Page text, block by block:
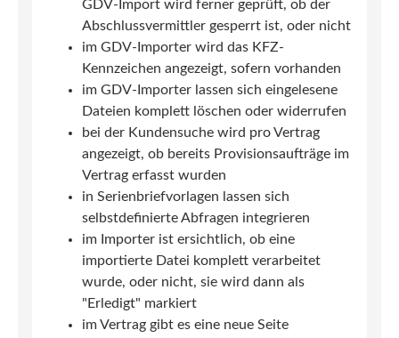
GDV-Import wird ferner geprüft, ob der
Abschlussvermittler gesperrt ist, oder nicht
im GDV-Importer wird das KFZ-
Kennzeichen angezeigt, sofern vorhanden
im GDV-Importer lassen sich eingelesene
Dateien komplett löschen oder widerrufen
bei der Kundensuche wird pro Vertrag
angezeigt, ob bereits Provisionsaufträge im
Vertrag erfasst wurden
in Serienbriefvorlagen lassen sich
selbstdefinierte Abfragen integrieren
im Importer ist ersichtlich, ob eine
importierte Datei komplett verarbeitet
wurde, oder nicht, sie wird dann als
"Erledigt" markiert
im Vertrag gibt es eine neue Seite